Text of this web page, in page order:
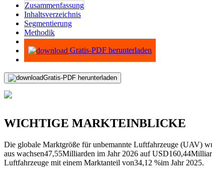
Zusammenfassung
Inhaltsverzeichnis
Segmentierung
Methodik
Infografiken
Gratis-PDF herunterladen
Gratis-PDF herunterladen
WICHTIGE MARKTEINBLICKE
Die globale Marktgröße für unbemannte Luftfahrzeuge (UAV)
aus wachsen47,55Milliarden im Jahr 2026 auf USD160,44
Luftfahrzeuge mit einem Marktanteil von34,12 %im Jahr 2025.